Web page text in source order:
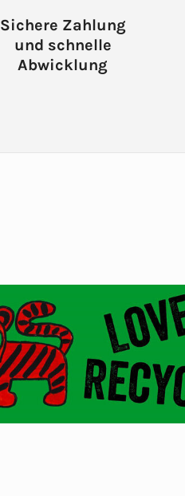
Sichere Zahlung
und schnelle
Abwicklung